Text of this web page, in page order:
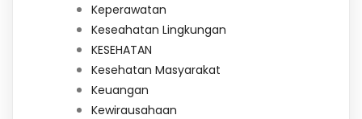
Keperawatan
Keseahatan Lingkungan
KESEHATAN
Kesehatan Masyarakat
Keuangan
Kewirausahaan